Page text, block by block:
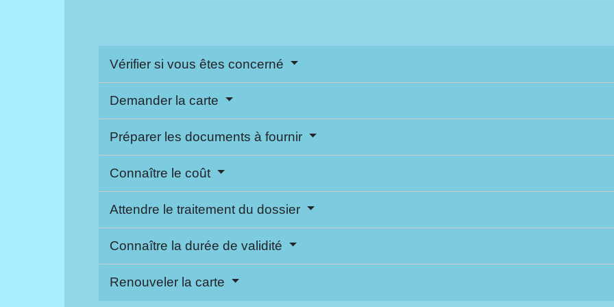
Vérifier si vous êtes concerné
Demander la carte
Préparer les documents à fournir
Connaître le coût
Attendre le traitement du dossier
Connaître la durée de validité
Renouveler la carte